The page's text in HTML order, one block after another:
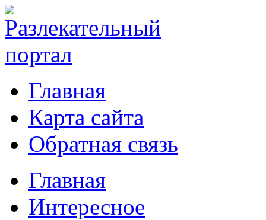
Главная
Карта сайта
Обратная связь
Главная
Интересное